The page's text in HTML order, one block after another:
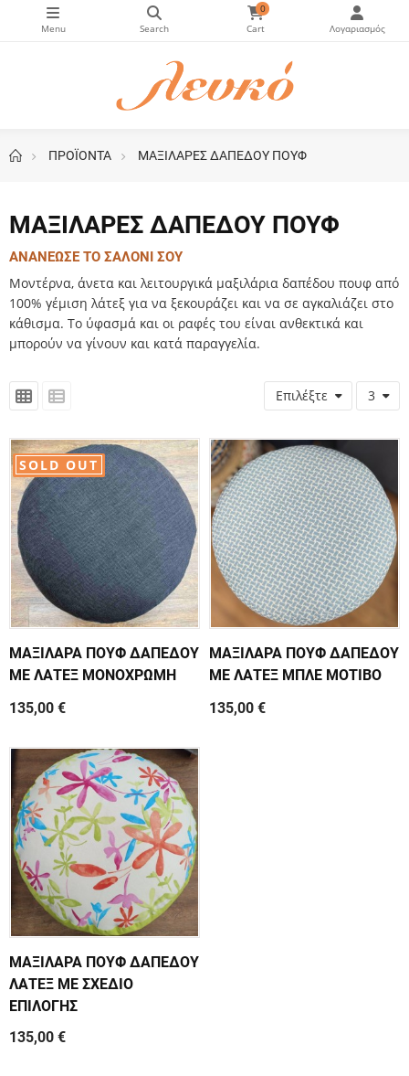
0
ΠΡΟΪΟΝΤΑ ΜΑΞΙΛΑΡΕΣ ΔΑΠΕΔΟΥ ΠΟΥΦ
ΜΑΞΙΛΑΡΕΣ ΔΑΠΕΔΟΥ ΠΟΥΦ
ΑΝΑΝΕΩΣΕ ΤΟ ΣΑΛΟΝΙ ΣΟΥ
Mοντέρνα, άνετα και λειτουργικά μαξιλάρια δαπέδου πουφ από
100% γέμιση λάτεξ για να ξεκουράζει και να σε αγκαλιάζει στο
κάθισμα. Το ύφασμά και οι ραφές του είναι ανθεκτικά και
μπορούν να γίνουν και κατά παραγγελία.
Επιλέξτε 3
SOLD OUT
ΜΑΞΙΛΑΡΑ ΠΟΥΦ ΔΑΠΕΔΟΥ
ΜΕ ΛΑΤΕΞ ΜΟΝΟΧΡΩΜΗ
135,00 €
ΜΑΞΙΛΑΡΑ ΠΟΥΦ ΔΑΠΕΔΟΥ
ΜΕ ΛΑΤΕΞ ΜΠΛΕ ΜΟΤΙΒΟ
135,00 €
ΜΑΞΙΛΑΡΑ ΠΟΥΦ ΔΑΠΕΔΟΥ
ΛΑΤΕΞ ΜΕ ΣΧΕΔΙΟ
ΕΠΙΛΟΓΗΣ
135,00 €